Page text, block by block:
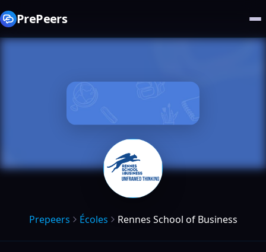
PrePeers
Prepeers Écoles Rennes School of Business